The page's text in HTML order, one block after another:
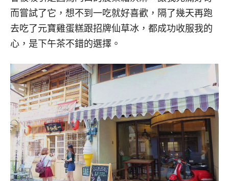
而嘗試了它，想不到一吃就好喜歡，隔了幾天再跑
去吃了元寶雞蛋糕跟招牌仙草冰，都成功收服我的
心，是下午茶不錯的選擇。